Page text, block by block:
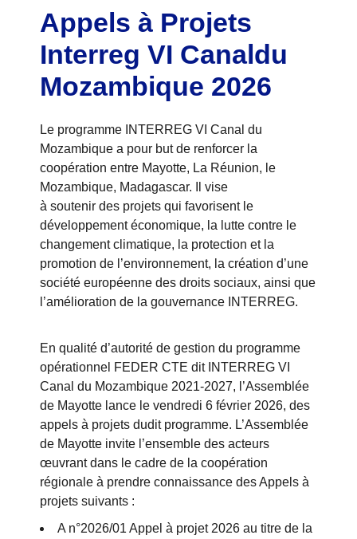
Appels à Projets
Interreg VI Canaldu
Mozambique 2026
Le programme INTERREG VI Canal du
Mozambique a pour but de renforcer la
coopération entre Mayotte, La Réunion, le
Mozambique, Madagascar. Il vise
à soutenir des projets qui favorisent le
développement économique, la lutte contre le
changement climatique, la protection et la
promotion de l’environnement, la création d’une
société européenne des droits sociaux, ainsi que
l’amélioration de la gouvernance INTERREG.
En qualité d’autorité de gestion du programme
opérationnel FEDER CTE dit INTERREG VI
Canal du Mozambique 2021-2027, l’Assemblée
de Mayotte lance le vendredi 6 février 2026, des
appels à projets dudit programme. L’Assemblée
de Mayotte invite l’ensemble des acteurs
œuvrant dans le cadre de la coopération
régionale à prendre connaissance des Appels à
projets suivants :
A n°2026/01 Appel à projet 2026 au titre de la